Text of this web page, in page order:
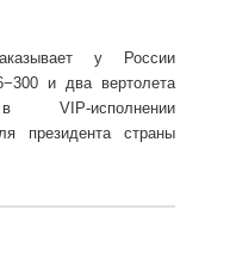
у России
и два вертолета
в VIP-исполнении
президента страны